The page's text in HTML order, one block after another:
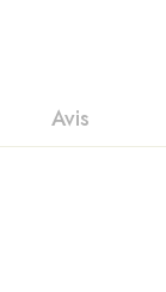
Avis